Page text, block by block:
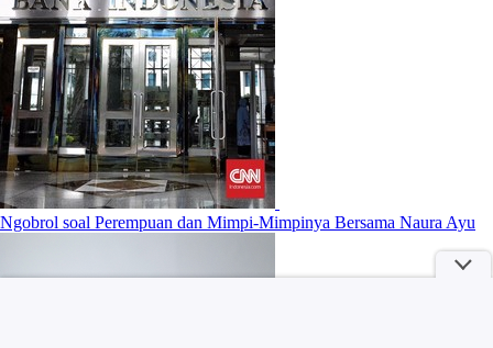
Ngobrol soal Perempuan dan Mimpi-Mimpinya Bersama Naura Ayu